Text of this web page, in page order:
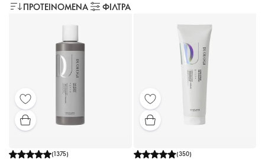
ΠΡΟΤΕΙΝΌΜΕΝΑ ΦΙΛΤΡΑ
(1375)
(350)